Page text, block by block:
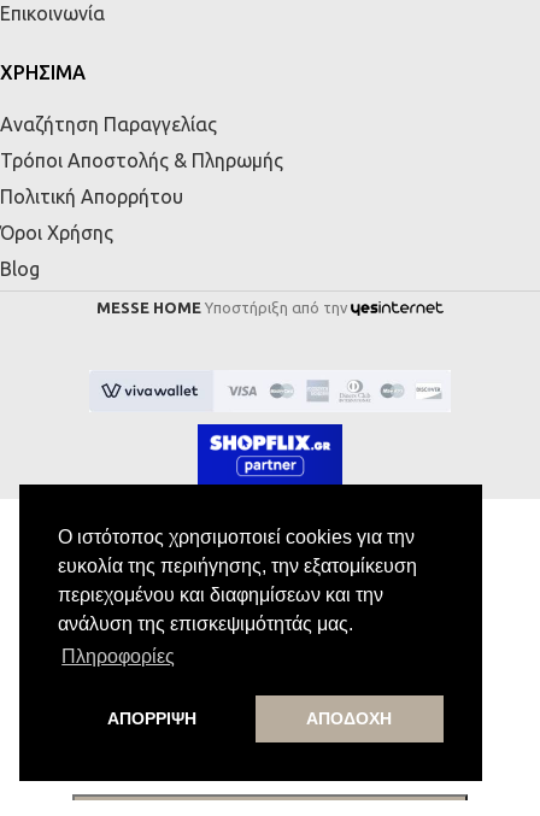
Ο ιστότοπος χρησιμοποιεί cookies για την
ευκολία της περιήγησης, την εξατομίκευση
περιεχομένου και διαφημίσεων και την
ανάλυση της επισκεψιμότητάς μας.
Πληροφορίες
ΑΠΟΡΡΙΨΗ ΑΠΟΔΟΧΗ
Επικοινωνία
ΧΡΗΣΙΜΑ
Αναζήτηση Παραγγελίας
Τρόποι Αποστολής & Πληρωμής
Πολιτική Απορρήτου
Όροι Χρήσης
Blog
MESSE HOME Υποστήριξη από την
Εγγραφή στο Newsletter
Κάνε εγγραφή στο newsletter μας για να